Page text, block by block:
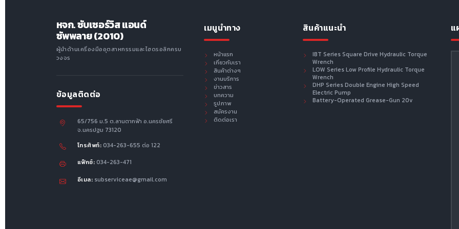
หจก. ซับเซอร์วิส แอนด์
ซัพพลาย (2010)
ผู้นำด้านเครื่องมืออุตสาหกรรมและไฮดรอลิกครบ
วงจร
ข้อมูลติดต่อ
65/756 ม.5 ต.ลานตากฟ้า อ.นครชัยศรี
จ.นครปฐม 73120
โทรศัพท์: 034-263-655 ต่อ 122
แฟ็กซ์: 034-263-471
อีเมล: subserviceae@gmail.com
เมนูนำทาง
หน้าแรก
เกี่ยวกับเรา
สินค้าต่างๆ
งานบริการ
ข่าวสาร
บทความ
รูปภาพ
สมัครงาน
ติดต่อเรา
สินค้าแนะนำ
IBT Series Square Drive Hydraulic Torque
Wrench
LOW Series Low Profile Hydraulic Torque
Wrench
DHP Series Double Engine High Speed
Electric Pump
Battery-Operated Grease-Gun 20v
แ